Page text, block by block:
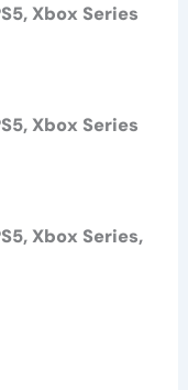
Xbox Series
Xbox Series
Xbox Series,